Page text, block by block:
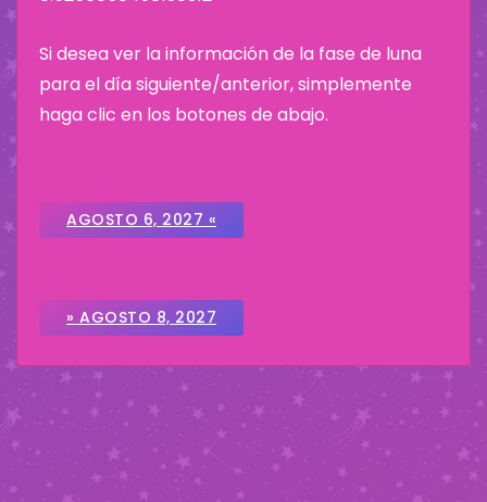
Si desea ver la información de la fase de luna
para el día siguiente/anterior, simplemente
haga clic en los botones de abajo.
AGOSTO 6, 2027 «
» AGOSTO 8, 2027